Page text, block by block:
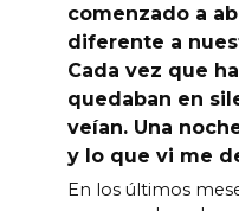
comenzado a
diferente a
Cada vez que
quedaban en
veían. Una
y lo que vi me
En los últimos